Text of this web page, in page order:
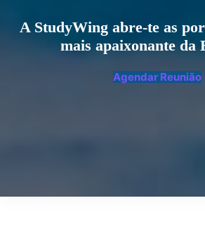
A StudyWing abre-te as
mais apaixonante da
Agendar Reunião